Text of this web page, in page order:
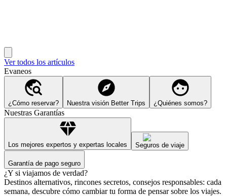
Ver todos los artículos
Evaneos
¿Cómo reservar? Nuestra visión Better Trips ¿Quiénes somos?
Nuestras Garantías
Los mejores expertos y expertas locales Seguros de viaje
Garantía de pago seguro
¿Y si viajamos de verdad?
Destinos alternativos, rincones secretos, consejos responsables: cada
semana, descubre cómo cambiar tu forma de pensar sobre los viajes.